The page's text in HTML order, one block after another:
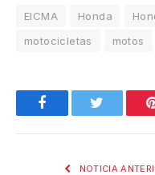
EICMA Honda
motocicletas
motos
Facebook
NOTICIA